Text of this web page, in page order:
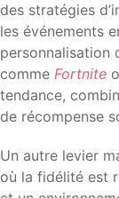
des stratégies
les événements
personnalisation
comme Fortnite
tendance,
de récompense
Un autre levier
où la fidélité est